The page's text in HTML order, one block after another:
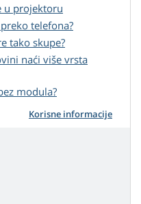
u projektoru
telefona?
tako skupe?
naći više vrsta
modula?
Korisne informacije